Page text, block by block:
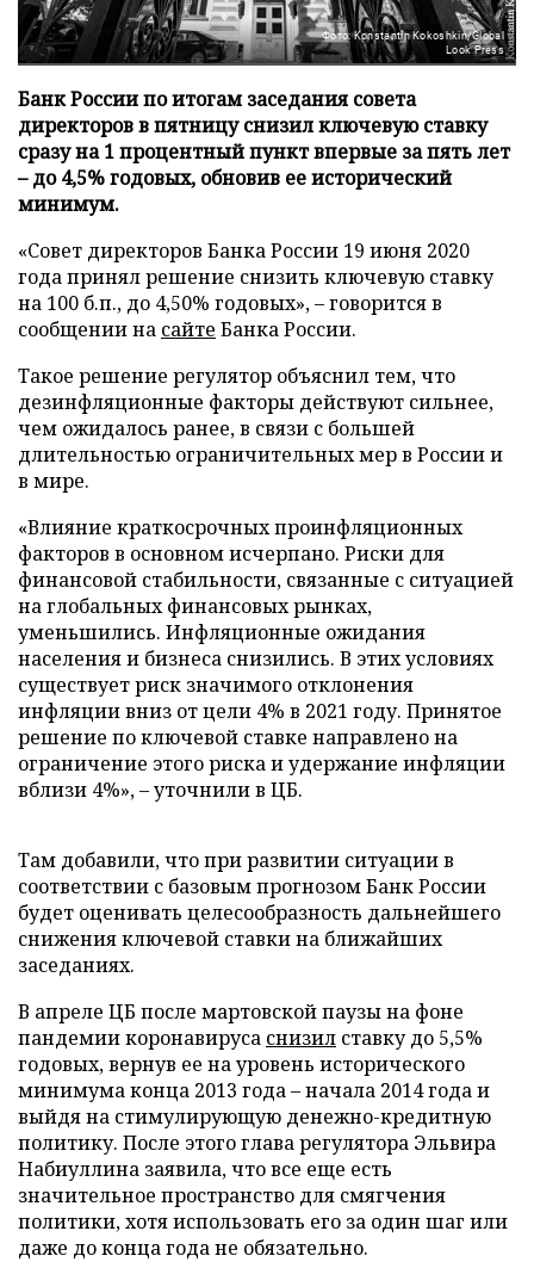
Фото: Konstantin Kokoshkin/Global
Look Press
Банк России по итогам заседания совета
директоров в пятницу снизил ключевую ставку
сразу на 1 процентный пункт впервые за пять лет
– до 4,5% годовых, обновив ее исторический
минимум.
«Совет директоров Банка России 19 июня 2020
года принял решение снизить ключевую ставку
на 100 б.п., до 4,50% годовых», – говорится в
сообщении на сайте Банка России.
Такое решение регулятор объяснил тем, что
дезинфляционные факторы действуют сильнее,
чем ожидалось ранее, в связи с большей
длительностью ограничительных мер в России и
в мире.
«Влияние краткосрочных проинфляционных
факторов в основном исчерпано. Риски для
финансовой стабильности, связанные с ситуацией
на глобальных финансовых рынках,
уменьшились. Инфляционные ожидания
населения и бизнеса снизились. В этих условиях
существует риск значимого отклонения
инфляции вниз от цели 4% в 2021 году. Принятое
решение по ключевой ставке направлено на
ограничение этого риска и удержание инфляции
вблизи 4%», – уточнили в ЦБ.
Там добавили, что при развитии ситуации в
соответствии с базовым прогнозом Банк России
будет оценивать целесообразность дальнейшего
снижения ключевой ставки на ближайших
заседаниях.
В апреле ЦБ после мартовской паузы на фоне
пандемии коронавируса снизил ставку до 5,5%
годовых, вернув ее на уровень исторического
минимума конца 2013 года – начала 2014 года и
выйдя на стимулирующую денежно-кредитную
политику. После этого глава регулятора Эльвира
Набиуллина заявила, что все еще есть
значительное пространство для смягчения
политики, хотя использовать его за один шаг или
даже до конца года не обязательно.